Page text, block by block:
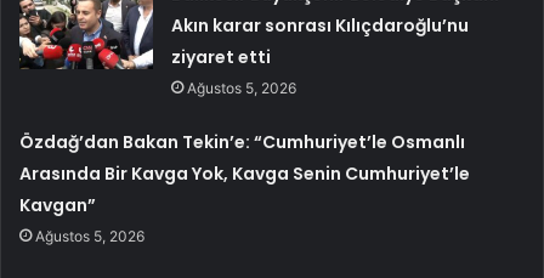
Akın karar sonrası Kılıçdaroğlu’nu
ziyaret etti
Ağustos 5, 2026
Özdağ’dan Bakan Tekin’e: “Cumhuriyet’le Osmanlı
Arasında Bir Kavga Yok, Kavga Senin Cumhuriyet’le
Kavgan”
Ağustos 5, 2026